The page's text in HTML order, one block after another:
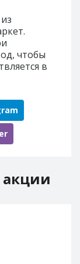
чтобы
в